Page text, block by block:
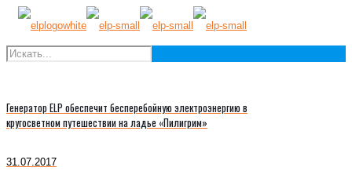
Генератор ELP обеспечит бесперебойную электроэнергию в
кругосветном путешествии на ладье «Пилигрим»
31.07.2017